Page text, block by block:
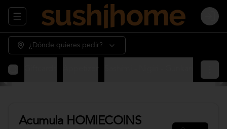
Abrir menu de navegación Login
¿Dónde quieres pedir?
Acumula HOMIECOINS